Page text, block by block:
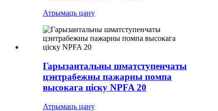
Атрымаць цану
Гарызантальны шматступенчаты
цэнтрабежны пажарны помпа
высокага ціску NPFA 20
Атрымаць цану